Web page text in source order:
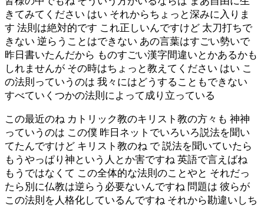
きてみてください はい それからちょっと深みに入りま
す 法則は絶対的です これ正しいんですけど 太刀打ちで
きない 逆らうことはできない あの言葉はすごい勢いで
昨日書いたんだから ものすごい漢字間違いとかあるかも
しれませんが その時はちょっと教えてください はい こ
の法則っていうのは 我々にはどうすることもできない
すべていくつかの法則によって成り立っている
この最近のね カトリック教のキリスト教の方々も 神神
っていうのは この僕 昨日ネットでいろいろ説法を聞い
てたんですけど キリスト教のね で 説法を聞いていたら
もうやっぱり神という人とか害ですね 英語で言えばね
もうではなくて この全体的な法則のことやと それだっ
たら別に仏教は逆らう必要ないんですね 問題は 彼らが
この法則を人格化しているんですね それから勘違いしち